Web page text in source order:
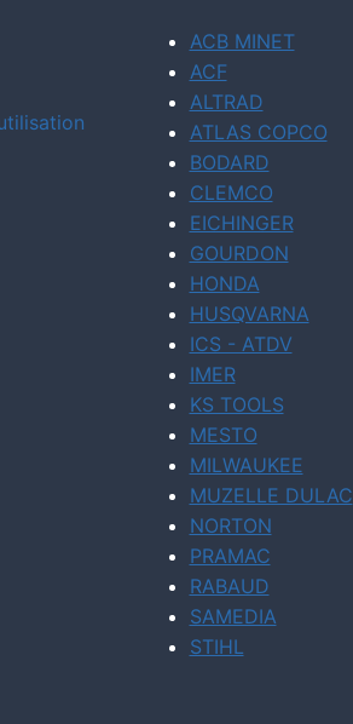
ACB MINET
ACF
ALTRAD
ATLAS COPCO
BODARD
CLEMCO
EICHINGER
GOURDON
HONDA
HUSQVARNA
ICS - ATDV
IMER
KS TOOLS
MESTO
MILWAUKEE
MUZELLE DULAC
NORTON
PRAMAC
RABAUD
SAMEDIA
STIHL